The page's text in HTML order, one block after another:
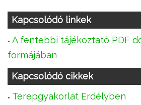
Kapcsolódó linkek
A fentebbi tájékoztató PDF
formájában
Kapcsolódó cikkek
Terepgyakorlat Erdélyben